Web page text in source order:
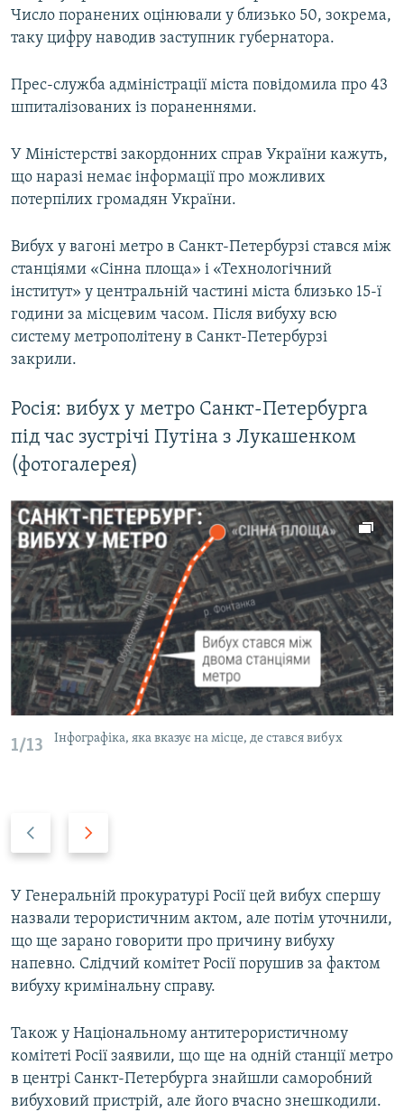
Число поранених оцінювали у близько 50, зокрема,
таку цифру наводив заступник губернатора.
Прес-служба адміністрації міста повідомила про 43
шпиталізованих із пораненнями.
У Міністерстві закордонних справ України кажуть,
що наразі немає інформації про можливих
потерпілих громадян України.
Вибух у вагоні метро в Санкт-Петербурзі стався між
станціями «Сінна площа» і «Технологічний
інститут» у центральній частині міста близько 15-ї
години за місцевим часом. Після вибуху всю
систему метрополітену в Санкт-Петербурзі
закрили.
Росія: вибух у метро Санкт-Петербурга
під час зустрічі Путіна з Лукашенком
(фотогалерея)
1/13 Інфографіка, яка вказує на місце, де стався вибух
v
i
o
u
s
l
i
d
e
t
s
l
i
d
У Генеральній прокуратурі Росії цей вибух спершу
назвали терористичним актом, але потім уточнили,
що ще зарано говорити про причину вибуху
напевно. Слідчий комітет Росії порушив за фактом
вибуху кримінальну справу.
Також у Національному антитерористичному
комітеті Росії заявили, що ще на одній станції метро
в центрі Санкт-Петербурга знайшли саморобний
вибуховий пристрій, але його вчасно знешкодили.